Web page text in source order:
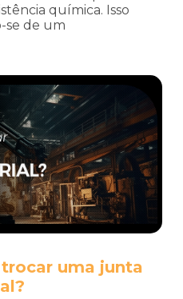
química. Isso
se de um
uma junta